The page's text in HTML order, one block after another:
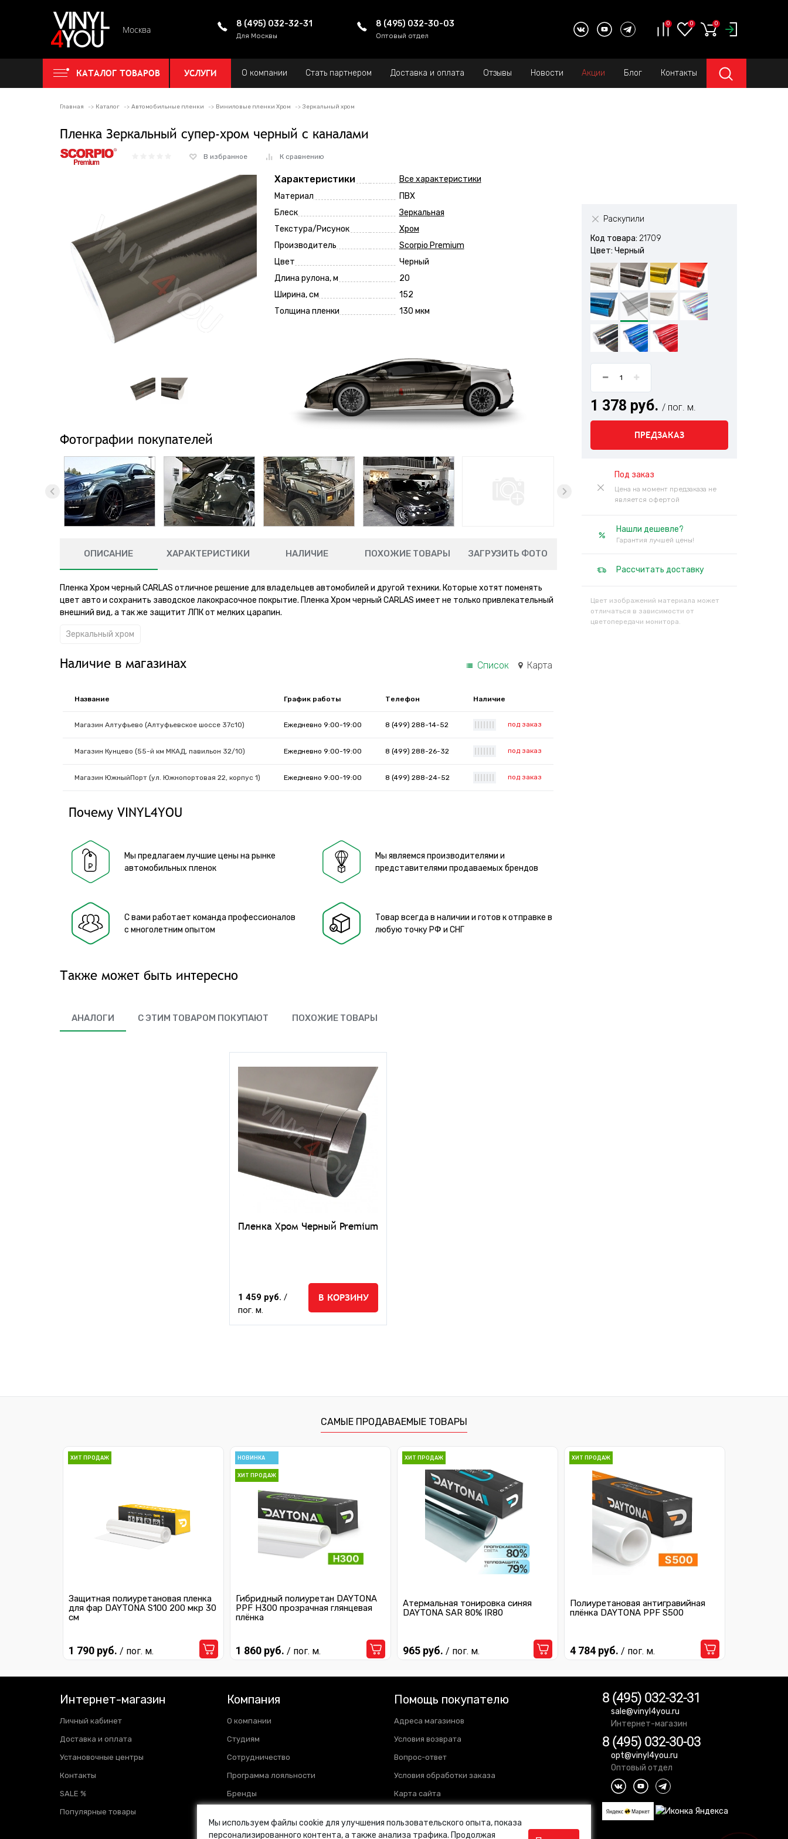
Москва
8 (495) 032-32-31
Для Москвы
8 (495) 032-30-03
Оптовый отдел
0 0 0
КАТАЛОГ ТОВАРОВ УСЛУГИ О компании Стать партнером Доставка и оплата Отзывы Новости Акции Блог Контакты
Главная Каталог Автомобильные пленки Виниловые пленки Хром Зеркальный хром
Пленка Зеркальный супер-хром черный с каналами
В избранное К сравнению
Характеристики
Все характеристики
Материал
ПВХ
Блеск
Зеркальная
Текстура/Рисунок
Хром
Производитель
Scorpio Premium
Цвет
Черный
Длина рулона, м
20
Ширина, см
152
Толщина пленки
130 мкм
Фотографии покупателей
Раскупили
Код товара: 21709
Цвет: Черный
1 378 руб. / пог. м.
ПРЕДЗАКАЗ
Под заказ
Цена на момент предзаказа не
является офертой
Нашли дешевле?
Гарантия лучшей цены!
Рассчитать доставку
Цвет изображений материала может
отличаться в зависимости от
цветопередачи монитора.
ОПИСАНИЕ ХАРАКТЕРИСТИКИ НАЛИЧИЕ ПОХОЖИЕ ТОВАРЫ ЗАГРУЗИТЬ ФОТО
Пленка Хром черный CARLAS отличное решение для владельцев автомобилей и другой техники. Которые хотят поменять
цвет авто и сохранить заводское лакокрасочное покрытие. Пленка Хром черный CARLAS имеет не только привлекательный
внешний вид, а так же защитит ЛПК от мелких царапин.
Зеркальный хром
Наличие в магазинах Список Карта
Название График работы Телефон Наличие
Магазин Алтуфьево (Алтуфьевское шоссе 37с10) Ежедневно 9:00-19:00 8 (499) 288-14-52 под заказ
Магазин Кунцево (55-й км МКАД, павильон 32/10) Ежедневно 9:00-19:00 8 (499) 288-26-32 под заказ
Магазин ЮжныйПорт (ул. Южнопортовая 22, корпус 1) Ежедневно 9:00-19:00 8 (499) 288-24-52 под заказ
Почему VINYL4YOU
Мы предлагаем лучшие цены на рынке
автомобильных пленок
Мы являемся производителями и
представителями продаваемых брендов
С вами работает команда профессионалов
с многолетним опытом
Товар всегда в наличии и готов к отправке в
любую точку РФ и СНГ
Также может быть интересно
АНАЛОГИ С ЭТИМ ТОВАРОМ ПОКУПАЮТ ПОХОЖИЕ ТОВАРЫ
Пленка Хром Черный Premium
1 459 руб./
пог. м.
В КОРЗИНУ
САМЫЕ ПРОДАВАЕМЫЕ ТОВАРЫ
ХИТ ПРОДАЖ
Защитная полиуретановая пленка
для фар DAYTONA S100 200 мкр 30
см
1 790 руб. / пог. м.
НОВИНКА
ХИТ ПРОДАЖ
Гибридный полиуретан DAYTONA
PPF H300 прозрачная глянцевая
плёнка
1 860 руб. / пог. м.
ХИТ ПРОДАЖ
Атермальная тонировка синяя
DAYTONA SAR 80% IR80
965 руб. / пог. м.
ХИТ ПРОДАЖ
Полиуретановая антигравийная
плёнка DAYTONA PPF S500
4 784 руб. / пог. м.
Интернет-магазин
Личный кабинет
Доставка и оплата
Установочные центры
Контакты
SALE %
Популярные товары
Компания
О компании
Студиям
Сотрудничество
Программа лояльности
Бренды
Новости
Помощь покупателю
Адреса магазинов
Условия возврата
Вопрос-ответ
Условия обработки заказа
Карта сайта
8 (495) 032-32-31
sale@vinyl4you.ru
Интернет-магазин
8 (495) 032-30-03
opt@vinyl4you.ru
Оптовый отдел
Мы используем файлы cookie для улучшения пользовательского опыта, показа
персонализированного контента, а также анализа трафика. Продолжая